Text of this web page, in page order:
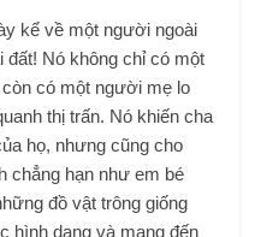
kể về một người ngoài
đất! Nó không chỉ có một
có một người mẹ lo
thị trấn. Nó khiến cha
họ, nhưng cũng cho
chẳng hạn như em bé
đồ vật trông giống
hình dạng và mang đến